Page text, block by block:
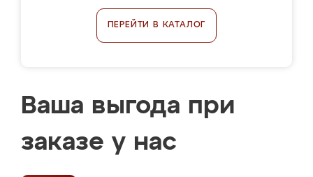
ПЕРЕЙТИ В КАТАЛОГ
Ваша выгода при
заказе у нас